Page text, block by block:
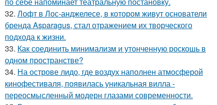
32. Лофт в Лос-анджелесе, в котором живут основатели
бренда Asparagus, стал отражением их творческого
подхода к жизни.
33. Как соединить минимализм и утонченную роскошь в
одном пространстве?
34. На острове лидо, где воздух наполнен атмосферой
кинофестиваля, появилась уникальная вилла -
переосмысленный модерн глазами современности.